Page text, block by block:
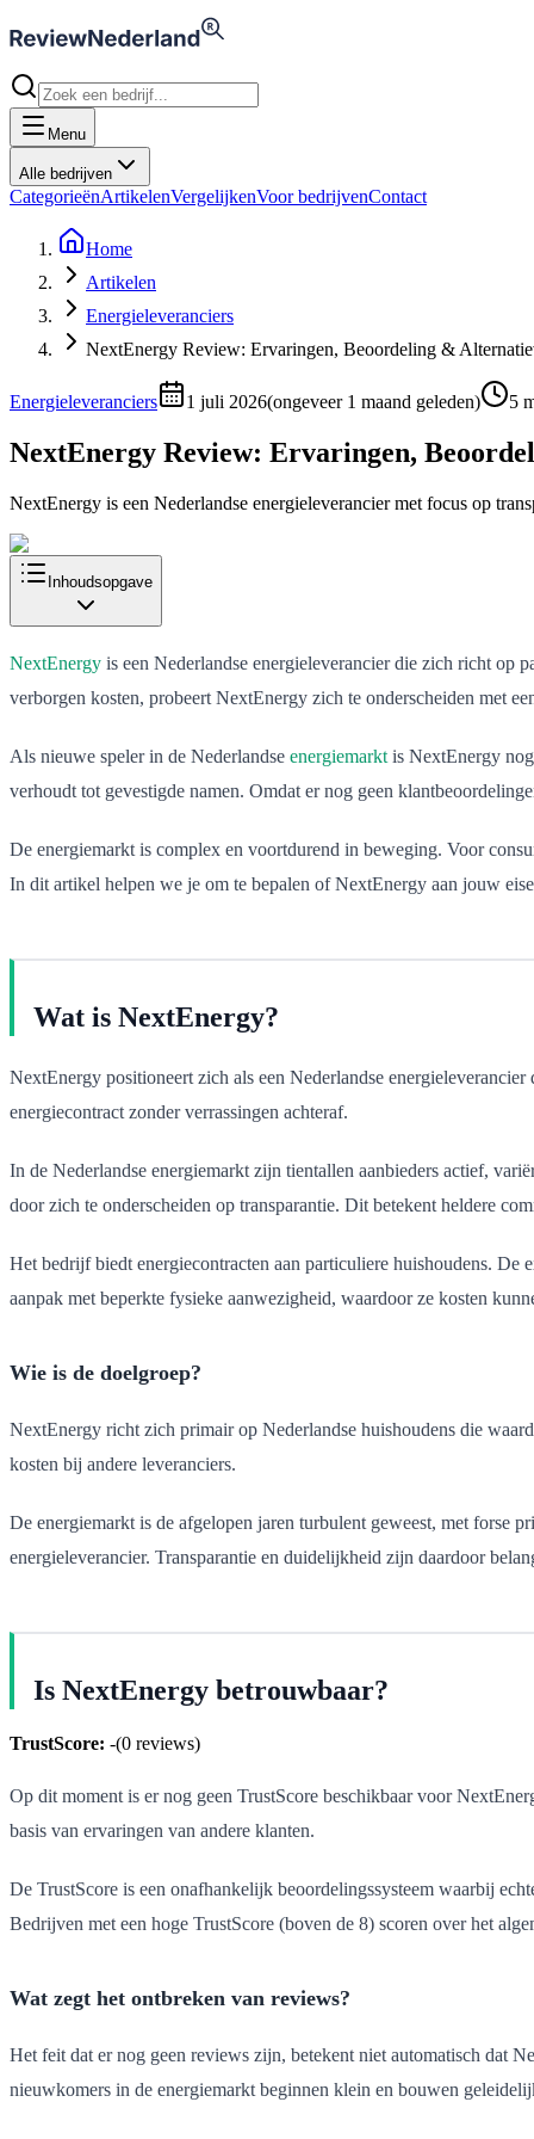
Menu
Alle bedrijven
CategorieënArtikelenVergelijkenVoor bedrijvenContact
Home
Artikelen
Energieleveranciers
NextEnergy Review: Ervaringen, Beoordeling &
Energieleveranciers 1 juli 2026(ongeveer 1 maand geleden) 5
NextEnergy Review: Ervaringen,
NextEnergy is een Nederlandse energieleverancier met focus op
Inhoudsopgave
NextEnergy is een Nederlandse energieleverancier die zich richt op
verborgen kosten, probeert NextEnergy zich te onderscheiden met
Als nieuwe speler in de Nederlandse energiemarkt is NextEnergy
verhoudt tot gevestigde namen. Omdat er nog geen
De energiemarkt is complex en voortdurend in beweging. Voor
In dit artikel helpen we je om te bepalen of NextEnergy aan jouw
Wat is NextEnergy?
NextEnergy positioneert zich als een Nederlandse
energiecontract zonder verrassingen achteraf.
In de Nederlandse energiemarkt zijn tientallen aanbieders actief,
door zich te onderscheiden op transparantie. Dit betekent heldere
Het bedrijf biedt energiecontracten aan particuliere huishoudens.
aanpak met beperkte fysieke aanwezigheid, waardoor ze kosten
Wie is de doelgroep?
NextEnergy richt zich primair op Nederlandse huishoudens die
kosten bij andere leveranciers.
De energiemarkt is de afgelopen jaren turbulent geweest, met forse
energieleverancier. Transparantie en duidelijkheid zijn daardoor
Is NextEnergy betrouwbaar?
TrustScore: -(0 reviews)
Op dit moment is er nog geen TrustScore beschikbaar voor
basis van ervaringen van andere klanten.
De TrustScore is een onafhankelijk beoordelingssysteem waarbij
Bedrijven met een hoge TrustScore (boven de 8) scoren over het
Wat zegt het ontbreken van reviews?
Het feit dat er nog geen reviews zijn, betekent niet automatisch dat
nieuwkomers in de energiemarkt beginnen klein en bouwen